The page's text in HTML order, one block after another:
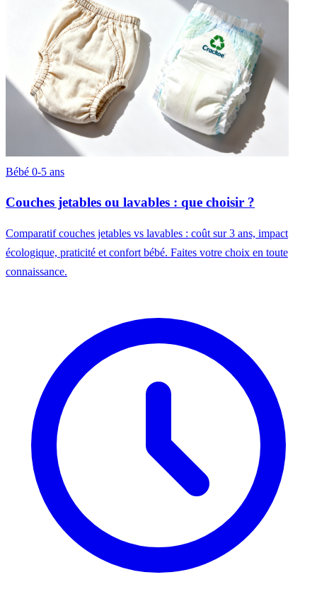
Bébé 0-5 ans
Couches jetables ou lavables : que choisir ?
Comparatif couches jetables vs lavables : coût sur 3 ans, impact
écologique, praticité et confort bébé. Faites votre choix en toute
connaissance.